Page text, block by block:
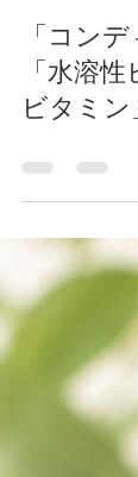
5月17日
「コン
「水溶性
ビタミン